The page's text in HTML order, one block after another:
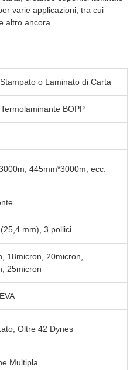
varie applicazioni, tra cui
altro ancora.
o Laminato di Carta
BOPP
445mm*3000m, ecc.
mm), 3 pollici
18micron, 20micron,
25micron
Oltre 42 Dynes
Multipla